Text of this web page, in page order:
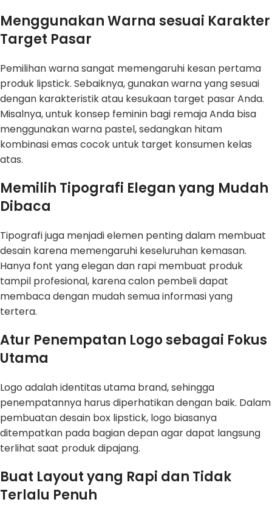
Menggunakan Warna sesuai Karakter
Target Pasar
Pemilihan warna sangat memengaruhi kesan pertama
produk lipstick. Sebaiknya, gunakan warna yang sesuai
dengan karakteristik atau kesukaan target pasar Anda.
Misalnya, untuk konsep feminin bagi remaja Anda bisa
menggunakan warna pastel, sedangkan hitam
kombinasi emas cocok untuk target konsumen kelas
atas.
Memilih Tipografi Elegan yang Mudah
Dibaca
Tipografi juga menjadi elemen penting dalam membuat
desain karena memengaruhi keseluruhan kemasan.
Hanya font yang elegan dan rapi membuat produk
tampil profesional, karena calon pembeli dapat
membaca dengan mudah semua informasi yang
tertera.
Atur Penempatan Logo sebagai Fokus
Utama
Logo adalah identitas utama brand, sehingga
penempatannya harus diperhatikan dengan baik. Dalam
pembuatan desain box lipstick, logo biasanya
ditempatkan pada bagian depan agar dapat langsung
terlihat saat produk dipajang.
Buat Layout yang Rapi dan Tidak
Terlalu Penuh